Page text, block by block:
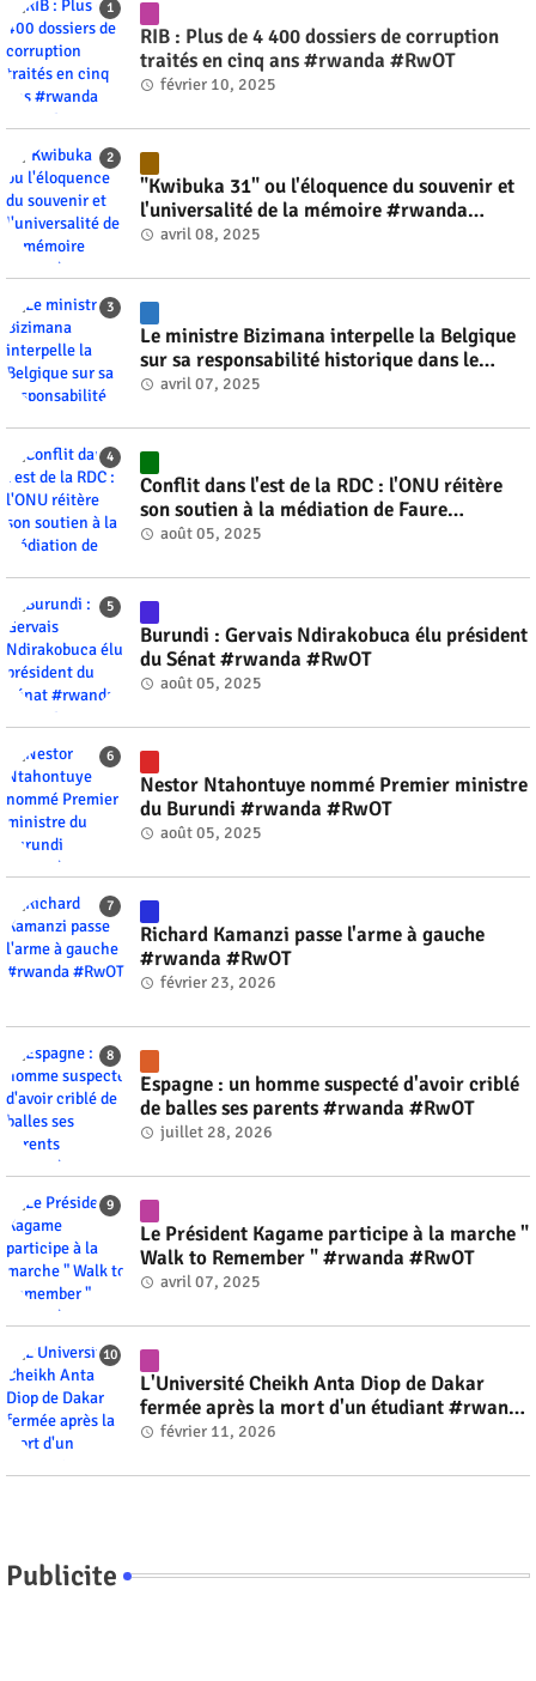
RIB : Plus de 4 400 dossiers de corruption
traités en cinq ans #rwanda #RwOT
février 10, 2025
"Kwibuka 31" ou l'éloquence du souvenir et
l'universalité de la mémoire #rwanda
#RwOT
avril 08, 2025
Le ministre Bizimana interpelle la Belgique
sur sa responsabilité historique dans le
génocide #rwanda #RwOT
avril 07, 2025
Conflit dans l'est de la RDC : l'ONU réitère
son soutien à la médiation de Faure
Gnassingbé #rwanda #RwOT
août 05, 2025
Burundi : Gervais Ndirakobuca élu président
du Sénat #rwanda #RwOT
août 05, 2025
Nestor Ntahontuye nommé Premier ministre
du Burundi #rwanda #RwOT
août 05, 2025
Richard Kamanzi passe l'arme à gauche
#rwanda #RwOT
février 23, 2026
Espagne : un homme suspecté d'avoir criblé
de balles ses parents #rwanda #RwOT
juillet 28, 2026
Le Président Kagame participe à la marche "
Walk to Remember " #rwanda #RwOT
avril 07, 2025
L'Université Cheikh Anta Diop de Dakar
fermée après la mort d'un étudiant #rwanda
#RwOT
février 11, 2026
Publicite